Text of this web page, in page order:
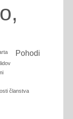
Pohodi
članstva